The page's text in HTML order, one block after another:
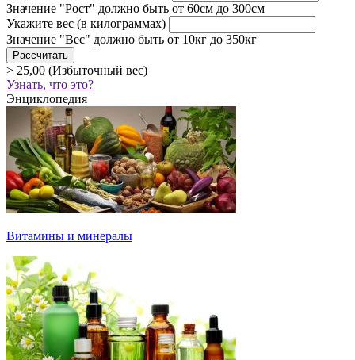
Значение "Рост" должно быть от 60см до 300см
Укажите вес (в килограммах)
Значение "Вес" должно быть от 10кг до 350кг
> 25,00 (Избыточный вес)
Узнать, что это?
Энциклопедия
Витамины и минералы